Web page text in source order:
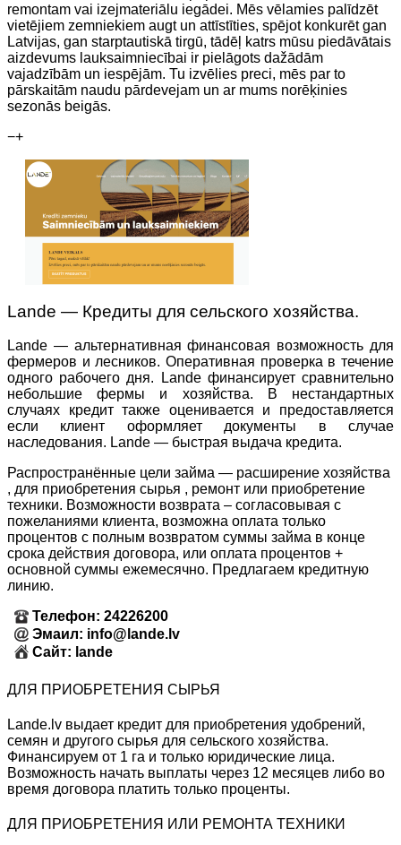
remontam vai izejmateriālu iegādei. Mēs vēlamies palīdzēt
vietējiem zemniekiem augt un attīstīties, spējot konkurēt gan
Latvijas, gan starptautiskā tirgū, tādēļ katrs mūsu piedāvātais
aizdevums lauksaimniecībai ir pielāgots dažādām
vajadzībām un iespējām. Tu izvēlies preci, mēs par to
pārskaitām naudu pārdevejam un ar mums norēķinies
sezonās beigās.
−+
Lande — Кредиты для сельского хозяйства.
Lande — альтернативная финансовая возможность для
фермеров и лесников. Оперативная проверка в течение
одного рабочего дня. Lande финансирует сравнительно
небольшие фермы и хозяйства. В нестандартных
случаях кредит также оценивается и предоставляется
если клиент оформляет документы в случае
наследования. Lande — быстрая выдача кредита.
Распространённые цели займа — расширение хозяйства
, для приобретения сырья , ремонт или приобретение
техники. Возможности возврата – согласовывая с
пожеланиями клиента, возможна оплата только
процентов с полным возвратом суммы займа в конце
срока действия договора, или оплата процентов +
основной суммы ежемесячно. Предлагаем кредитную
линию.
Телефон: 24226200
Эмаил: info@lande.lv
Сайт: lande
ДЛЯ ПРИОБРЕТЕНИЯ СЫРЬЯ
Lande.lv выдает кредит для приобретения удобрений,
семян и другого сырья для сельского хозяйства.
Финансируем от 1 га и только юридические лица.
Возможность начать выплаты через 12 месяцев либо во
время договора платить только проценты.
ДЛЯ ПРИОБРЕТЕНИЯ ИЛИ РЕМОНТА ТЕХНИКИ